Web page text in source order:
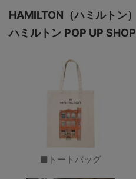
HAMILTON（ハミルトン）
ハミルトン POP UP SHOP
■トートバッグ